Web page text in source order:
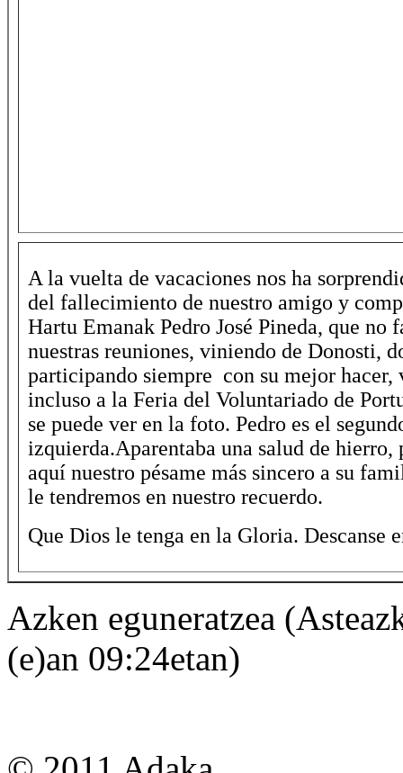
A la vuelta de vacaciones nos ha
del fallecimiento de nuestro amigo y
Hartu Emanak Pedro José Pineda, que no
nuestras reuniones, viniendo de Donosti,
participando siempre con su mejor hacer,
incluso a la Feria del Voluntariado de
se puede ver en la foto. Pedro es el
izquierda.Aparentaba una salud de hierro,
aquí nuestro pésame más sincero a su
le tendremos en nuestro recuerdo.
Que Dios le tenga en la Gloria. Descanse
Azken eguneratzea
(e)an 09:24etan)